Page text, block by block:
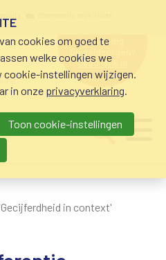
hulp nodig
bij geldzorgen?
0800-8115.nl
in context'
cookies om goed te
welke cookies we
cookie-instellingen wijzigen.
in onze privacyverklaring.
Toon cookie-instellingen